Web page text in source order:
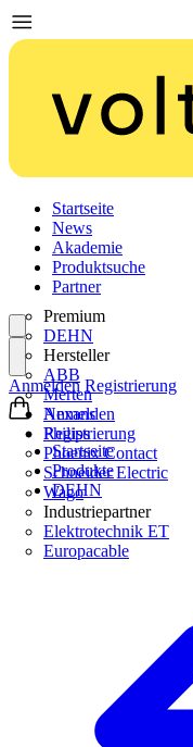
Startseite
News
Akademie
Produktsuche
Partner
Premium
DEHN
Hersteller
ABB
Merten
Nexans
Philips
Phoenix Contact
Schneider Electric
Wago
Industriepartner
Elektrotechnik ET
Europacable
Anmelden
Registrierung
Anmelden Registrierung
Startseite
Produkte
DEHN